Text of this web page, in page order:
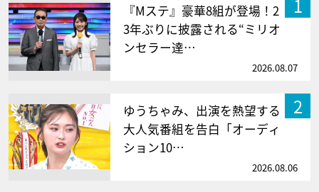
1
『Mステ』豪華8組が登場！2
3年ぶりに披露される“ミリオ
ンセラー達…
2026.08.07
2
ゆうちゃみ、出演を熱望する
大人気番組を告白「オーディ
ション10…
2026.08.06